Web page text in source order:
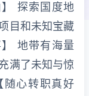
探索国度地
目和未知宝藏
地带有海量
满了未知与惊
随心转职真好